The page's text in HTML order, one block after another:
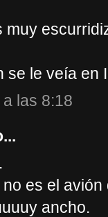
muy
se le veía en
las 8:18
es el
ancho.